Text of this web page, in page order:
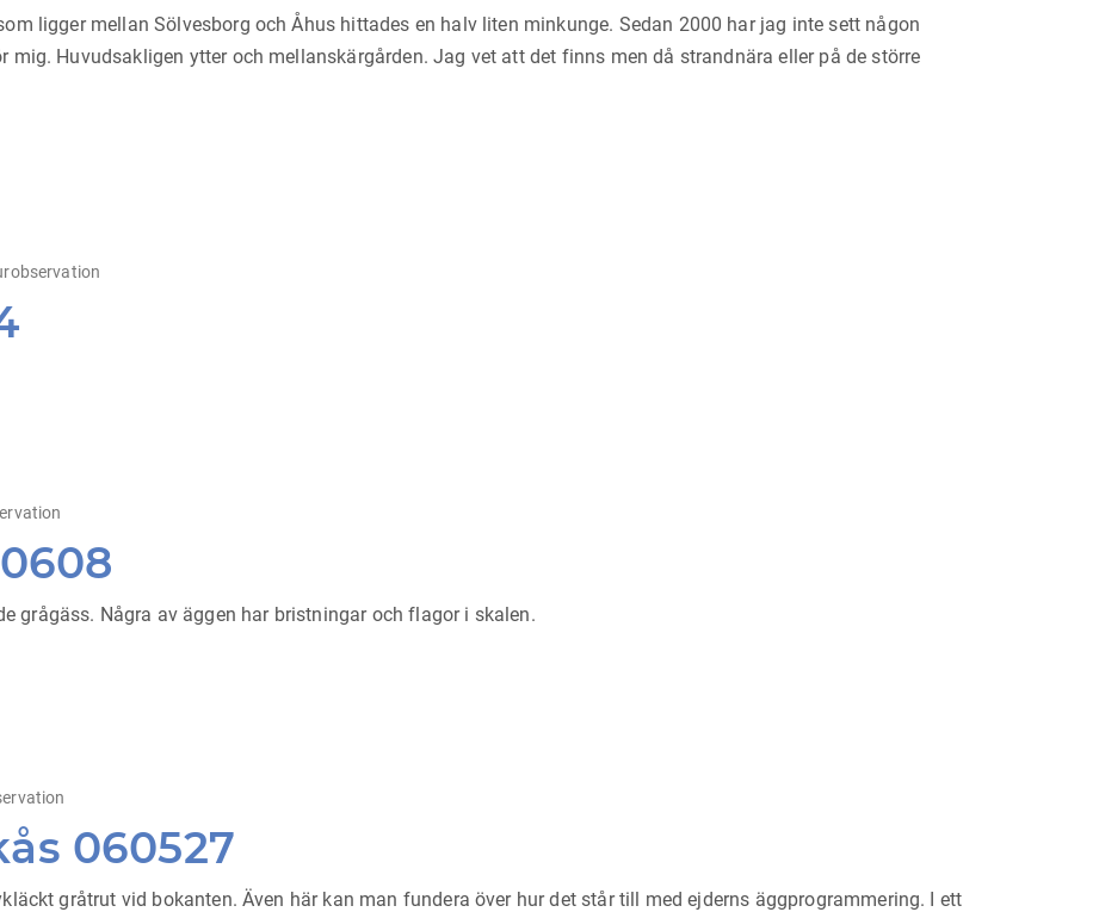
ligger mellan Sölvesborg och Åhus hittades en halv liten minkunge. Sedan 2000 har jag inte sett någon
mig. Huvudsakligen ytter och mellanskärgården. Jag vet att det finns men då strandnära eller på de större
grågäss. Några av äggen har bristningar och flagor i skalen.
060527
gråtrut vid bokanten. Även här kan man fundera över hur det står till med ejderns äggprogrammering. I ett